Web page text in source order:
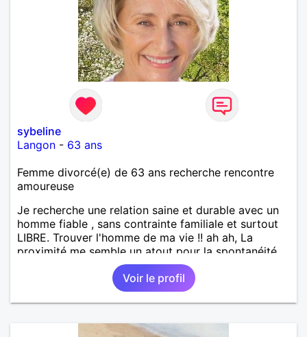
sybeline
Langon - 63 ans
Femme divorcé(e) de 63 ans recherche rencontre
amoureuse
Je recherche une relation saine et durable avec un
homme fiable , sans contrainte familiale et surtout
LIBRE. Trouver l'homme de ma vie !! ah ah, La
proximité me semble un atout pour la spontanéité
de la relation !! A bon entendeur !
Voir le profil